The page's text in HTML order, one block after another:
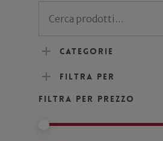
Categorie
Filtra per
Filtra per prezzo